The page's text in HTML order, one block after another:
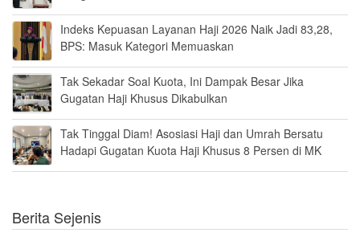
Indeks Kepuasan Layanan Haji 2026 Naik Jadi 83,28,
BPS: Masuk Kategori Memuaskan
Tak Sekadar Soal Kuota, Ini Dampak Besar Jika
Gugatan Haji Khusus Dikabulkan
Tak Tinggal Diam! Asosiasi Haji dan Umrah Bersatu
Hadapi Gugatan Kuota Haji Khusus 8 Persen di MK
Berita Sejenis